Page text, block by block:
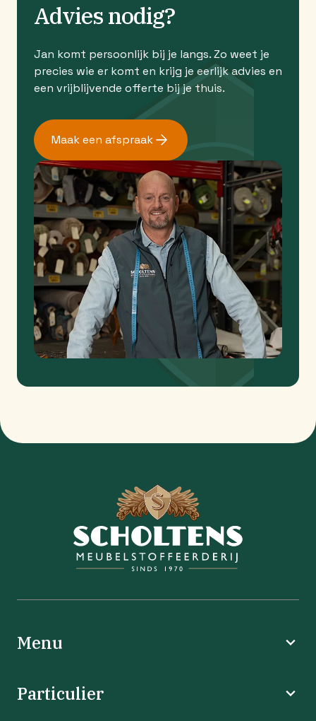
Advies nodig?
Jan komt persoonlijk bij je langs. Zo weet je
precies wie er komt en krijg je eerlijk advies en
een vrijblijvende offerte bij je thuis.
Maak een afspraak
Menu
Particulier